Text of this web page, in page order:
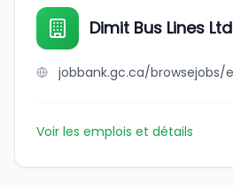
Dimit Bus Lines Ltd
Voir les emplois et détails